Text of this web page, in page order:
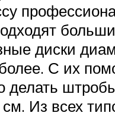
диски
С их
делать
Из всех